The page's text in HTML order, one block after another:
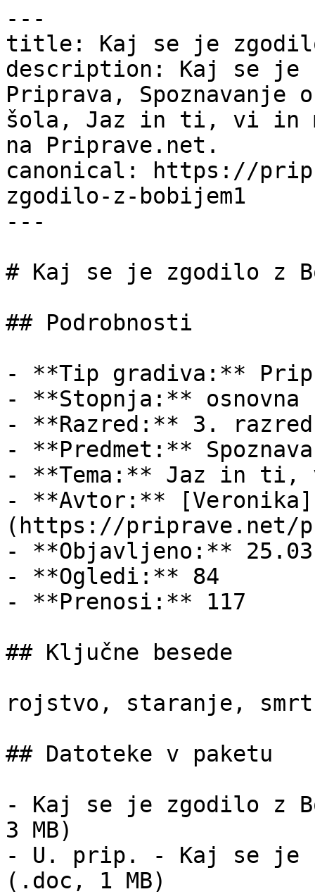
---
title: Kaj se je
description: Kaj se je
Priprava, Spoznavanje
šola, Jaz in ti, vi in
na Priprave.net.
canonical: https://
zgodilo-z-bobijem1
---
# Kaj se je zgodilo z
## Podrobnosti
- **Tip gradiva:**
- **Stopnja:** osnovna
- **Razred:** 3. razred
- **Predmet:**
- **Tema:** Jaz in ti,
- **Avtor:** [Veronika]
(https://priprave.net/
- **Objavljeno:**
- **Ogledi:** 84
- **Prenosi:** 117
## Ključne besede
rojstvo, staranje, smrt
## Datoteke v paketu
- Kaj se je zgodilo z
3 MB)
- U. prip. - Kaj se je
(.doc, 1 MB)